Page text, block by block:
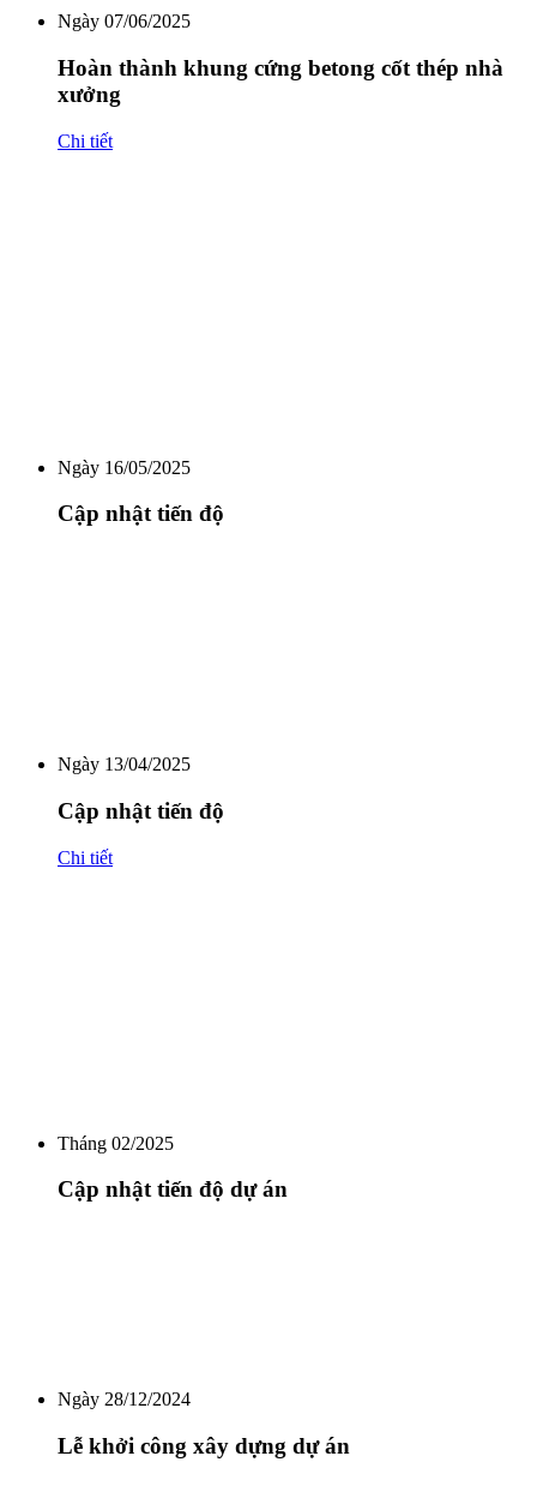
Ngày 07/06/2025
Hoàn thành khung cứng betong cốt thép nhà
xưởng
Chi tiết
Ngày 16/05/2025
Cập nhật tiến độ
Ngày 13/04/2025
Cập nhật tiến độ
Chi tiết
Tháng 02/2025
Cập nhật tiến độ dự án
Ngày 28/12/2024
Lễ khởi công xây dựng dự án